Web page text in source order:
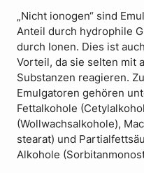
„Nicht ionogen“ sind
Anteil durch hydrophile
durch Ionen. Dies ist
Vorteil, da sie selten mit
Substanzen reagieren.
Emulgatoren gehören
Fettalkohole
(Wollwachsalkohole),
stearat) und
Alkohole